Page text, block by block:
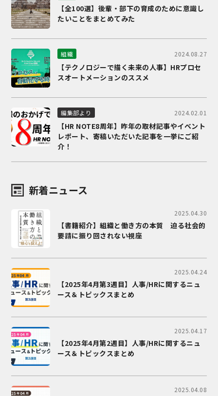
【全100選】後輩・部下の育成のために意識し
たいことをまとめてみた
組織 2024.08.27
【テクノロジーで描く未来の人事】HRプロセ
スオートメーションのススメ
編集部より 2024.02.01
【HR NOTE8周年】昨年の取材記事やイベント
レポート、寄稿いただいた記事を一挙にご紹
介！
新着ニュース
2025.04.30
【書籍紹介】組織と働き方の本質 迫る社会的
要請に振り回されない視座
2025.04.24
【2025年4月第3週目】人事/HRに関するニュ
ース＆トピックスまとめ
2025.04.17
【2025年4月第2週目】人事/HRに関するニュ
ース＆トピックスまとめ
2025.04.08